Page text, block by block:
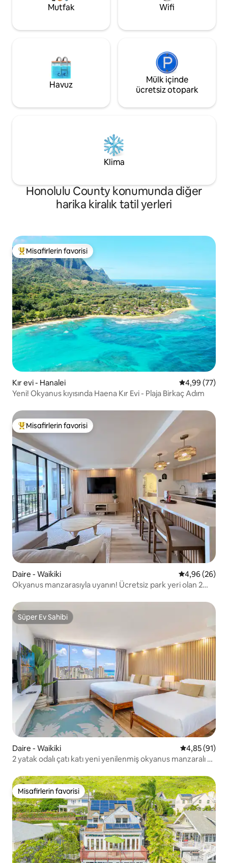
yapıyor. Tescil Numarası: STR #2301
hayatınızı
Mutfak Wifi
Havuz
Mülk içinde
ücretsiz otopark
Klima
Honolulu County konumunda diğer
harika kiralık tatil yerleri
Misafirlerin favorilerinden en beğenilenler arasında
Misafirlerin favorisi
Kır evi - Hanalei 5 üzerinden
4,99 (77)
Yeni! Okyanus kıyısında Haena Kır Evi - Plaja Birkaç Adım
Misafirlerin favorilerinden en beğenilenler arasında
Misafirlerin favorisi
Daire - Waikiki 5 üzerinden
4,96 (26)
Okyanus manzarasıyla uyanın! Ücretsiz park yeri olan 2
Süper Ev Sahibi
Süper Ev Sahibi
Daire - Waikiki 5 üzerinden
4,85 (91)
2 yatak odalı çatı katı yeni yenilenmiş okyanus manzaralı 8
Misafirlerin favorisi
Misafirlerin favorisi